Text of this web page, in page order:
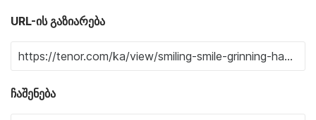
URL-ის გაზიარება
ჩაშენება